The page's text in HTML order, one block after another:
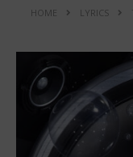
HOME LYRICS